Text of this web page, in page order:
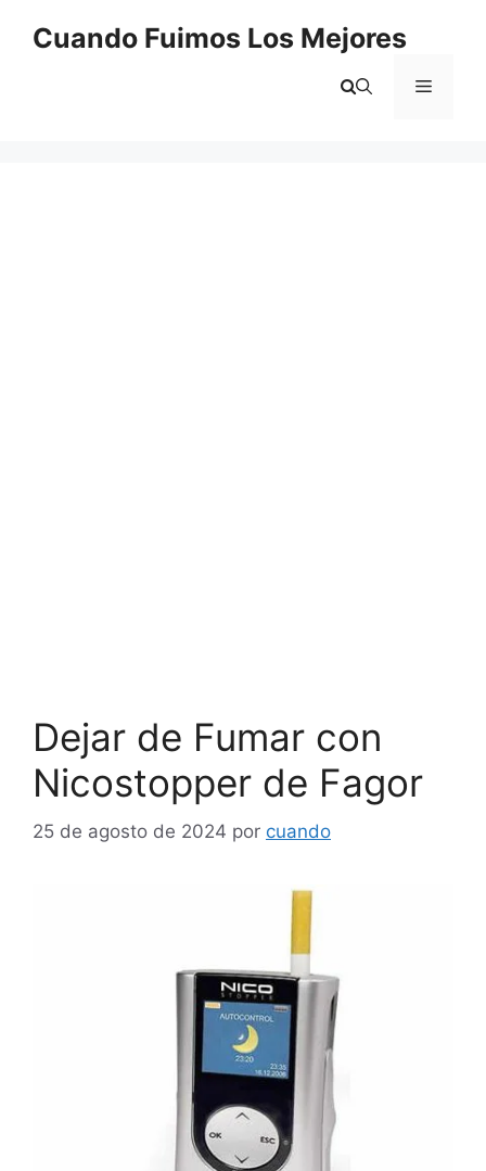
Cuando Fuimos Los Mejores
Menú
Dejar de Fumar con
Nicostopper de Fagor
25 de agosto de 2024 por cuando